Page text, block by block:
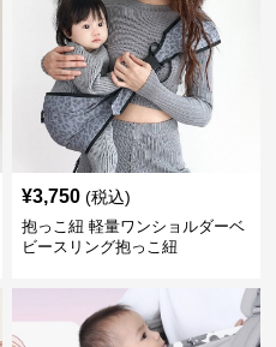
¥3,750 (税込)
抱っこ紐 軽量ワンショルダーベ
ビースリング抱っこ紐